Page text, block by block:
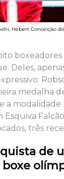
Hebert Conceição
boxeadores
Deles,
medalha
a
Esquiva
três
de
boxe